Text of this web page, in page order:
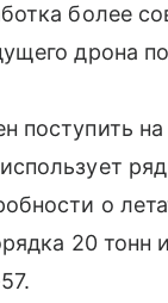
более
дрона
поступить
о
20